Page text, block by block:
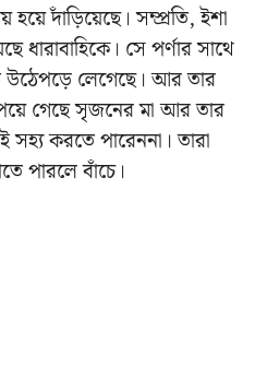
হয়ে দাঁড়িয়েছে। সম্প্রতি, ইশা
ধারাবাহিকে। সে পর্ণার সাথে
উঠেপড়ে লেগেছে। আর তার
গেছে সৃজনের মা আর তার
সহ্য করতে পারেননা। তারা
পারলে বাঁচে।